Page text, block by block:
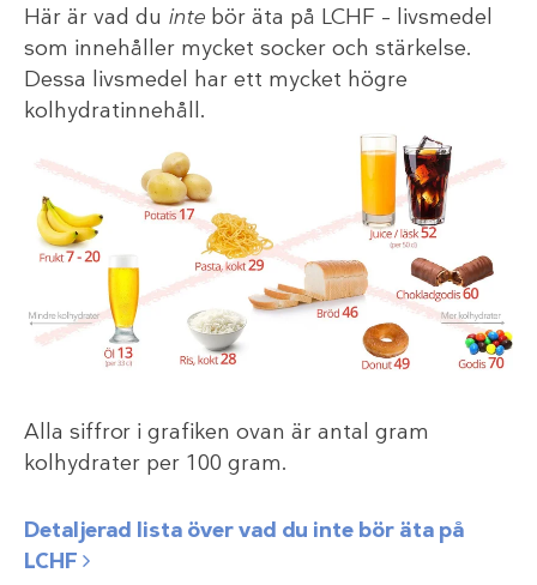
Här är vad du inte bör äta på LCHF – livsmedel
som innehåller mycket socker och stärkelse.
Dessa livsmedel har ett mycket högre
kolhydratinnehåll.
Alla siffror i grafiken ovan är antal gram
kolhydrater per 100 gram.
Detaljerad lista över vad du inte bör äta på
LCHF